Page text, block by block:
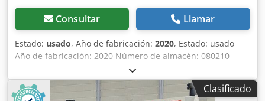
Consultar Llamar
Estado: usado, Año de fabricación: 2020, Estado: usado
Año de fabricación: 2020 Número de almacén: 080210
Plazo de entrega: inmediato, venta previa reservada
Precio: 1170 € En stock: 1 unidad Longitud de plegado:
1020 mm Codpfx Abszbu U Djusrf Grosor de chapa (420
Clasificado